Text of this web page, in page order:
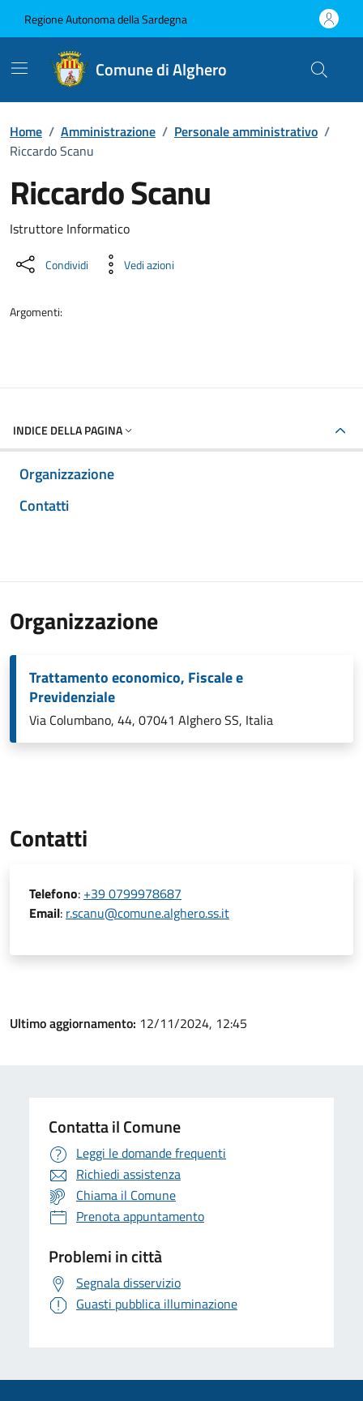
Regione Autonoma della Sardegna
Comune di Alghero
Home / Amministrazione / Personale amministrativo /
Riccardo Scanu
Riccardo Scanu
Dettaglio della persona
Istruttore Informatico
Condividi Vedi azioni
Argomenti:
INDICE DELLA PAGINA
Organizzazione
Contatti
Organizzazione
Trattamento economico, Fiscale e
Previdenziale
Via Columbano, 44, 07041 Alghero SS, Italia
Contatti
Telefono: +39 0799978687
Email: r.scanu@comune.alghero.ss.it
Ultimo aggiornamento: 12/11/2024, 12:45
Contatta il Comune
Leggi le domande frequenti
Richiedi assistenza
Chiama il Comune
Prenota appuntamento
Problemi in città
Segnala disservizio
Guasti pubblica illuminazione